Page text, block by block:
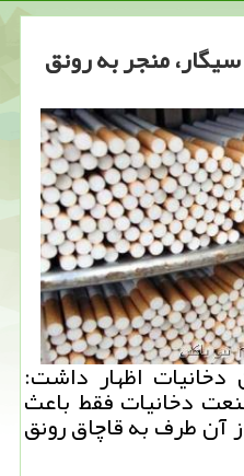
منجر به رونق
اظهار داشت:
دخانیات فقط باعث
آن طرف به قاچاق رونق